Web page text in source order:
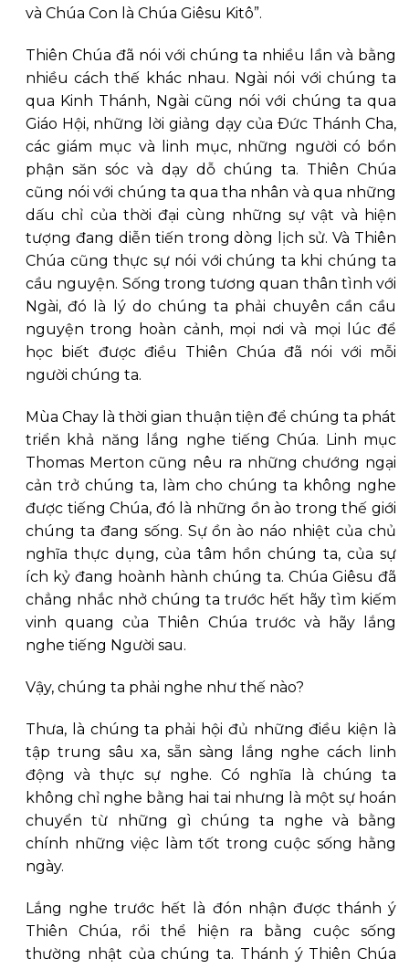
và Chúa Con là Chúa Giêsu Kitô”.
Thiên Chúa đã nói với chúng ta nhiều lần và bằng
nhiều cách thế khác nhau. Ngài nói với chúng ta
qua Kinh Thánh, Ngài cũng nói với chúng ta qua
Giáo Hội, những lời giảng dạy của Ðức Thánh Cha,
các giám mục và linh mục, những người có bổn
phận săn sóc và dạy dỗ chúng ta. Thiên Chúa
cũng nói với chúng ta qua tha nhân và qua những
dấu chỉ của thời đại cùng những sự vật và hiện
tượng đang diễn tiến trong dòng lịch sử. Và Thiên
Chúa cũng thực sự nói với chúng ta khi chúng ta
cầu nguyện. Sống trong tương quan thân tình với
Ngài, đó là lý do chúng ta phải chuyên cần cầu
nguyện trong hoàn cảnh, mọi nơi và mọi lúc để
học biết được điều Thiên Chúa đã nói với mỗi
người chúng ta.
Mùa Chay là thời gian thuận tiện để chúng ta phát
triển khả năng lắng nghe tiếng Chúa. Linh mục
Thomas Merton cũng nêu ra những chướng ngại
cản trở chúng ta, làm cho chúng ta không nghe
được tiếng Chúa, đó là những ồn ào trong thế giới
chúng ta đang sống. Sự ồn ào náo nhiệt của chủ
nghĩa thực dụng, của tâm hồn chúng ta, của sự
ích kỷ đang hoành hành chúng ta. Chúa Giêsu đã
chẳng nhắc nhở chúng ta trước hết hãy tìm kiếm
vinh quang của Thiên Chúa trước và hãy lắng
nghe tiếng Người sau.
Vậy, chúng ta phải nghe như thế nào?
Thưa, là chúng ta phải hội đủ những điều kiện là
tập trung sâu xa, sẵn sàng lắng nghe cách linh
động và thực sự nghe. Có nghĩa là chúng ta
không chỉ nghe bằng hai tai nhưng là một sự hoán
chuyển từ những gì chúng ta nghe và bằng
chính những việc làm tốt trong cuộc sống hằng
ngày.
Lắng nghe trước hết là đón nhận được thánh ý
Thiên Chúa, rồi thể hiện ra bằng cuộc sống
thường nhật của chúng ta. Thánh ý Thiên Chúa